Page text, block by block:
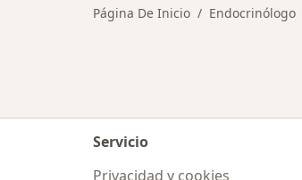
Página De Inicio Endocrinólogo
Servicio
Privacidad y cookies